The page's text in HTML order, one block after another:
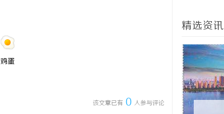
鸡蛋
该文章已有 0 人参与评论
精选资讯